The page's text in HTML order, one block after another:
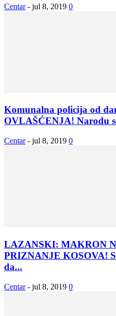
Centar - jul 8, 2019 0
Komunalna policija od
OVLAŠĆENJA! Narodu
Centar - jul 8, 2019 0
LAZANSKI: MAKRON
PRIZNANJE KOSOVA!
da...
Centar - jul 8, 2019 0